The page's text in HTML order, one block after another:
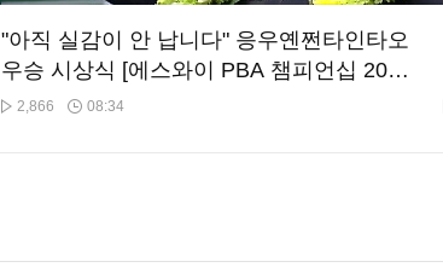
"아직 실감이 안 납니다" 응우옌쩐타인타오
우승 시상식 [에스와이 PBA 챔피언십 202
6]2,866 08:34